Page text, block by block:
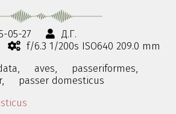
05-27
Д.Г.
f/6.3 1/200s ISO640 209.0 mm
aves,
passeriformes,
passer domesticus